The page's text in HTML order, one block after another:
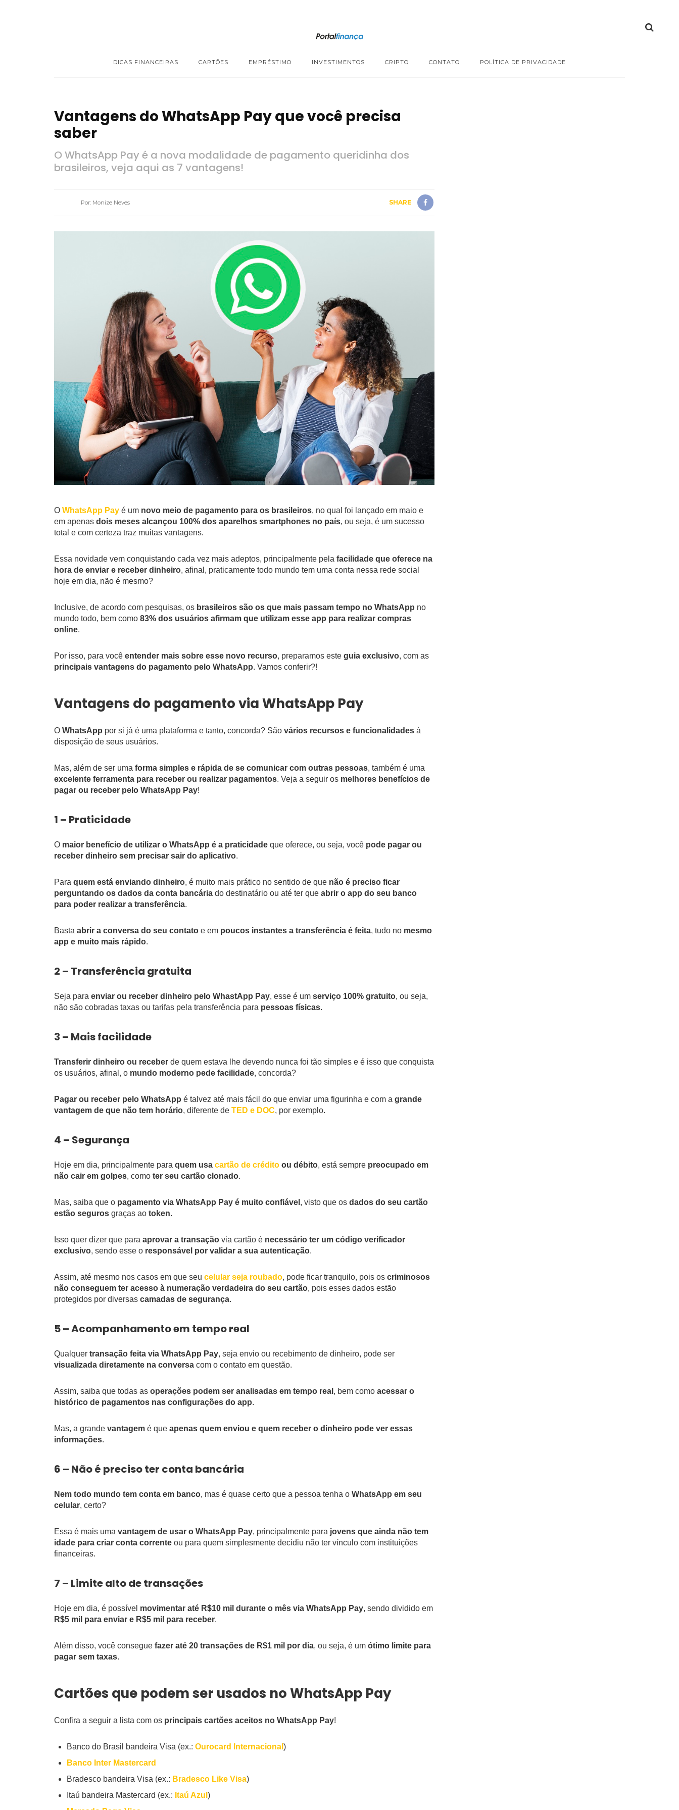
DICAS FINANCEIRAS CARTÕES EMPRÉSTIMO INVESTIMENTOS CRIPTO CONTATO POLÍTICA DE PRIVACIDADE
Vantagens do WhatsApp Pay que você precisa
saber
O WhatsApp Pay é a nova modalidade de pagamento queridinha dos
brasileiros, veja aqui as 7 vantagens!
Por: Monize Neves SHARE
O WhatsApp Pay é um novo meio de pagamento para os brasileiros, no qual foi lançado em maio e
em apenas dois meses alcançou 100% dos aparelhos smartphones no país, ou seja, é um sucesso
total e com certeza traz muitas vantagens.
Essa novidade vem conquistando cada vez mais adeptos, principalmente pela facilidade que oferece na
hora de enviar e receber dinheiro, afinal, praticamente todo mundo tem uma conta nessa rede social
hoje em dia, não é mesmo?
Inclusive, de acordo com pesquisas, os brasileiros são os que mais passam tempo no WhatsApp no
mundo todo, bem como 83% dos usuários afirmam que utilizam esse app para realizar compras
online.
Por isso, para você entender mais sobre esse novo recurso, preparamos este guia exclusivo, com as
principais vantagens do pagamento pelo WhatsApp. Vamos conferir?!
Vantagens do pagamento via WhatsApp Pay
O WhatsApp por si já é uma plataforma e tanto, concorda? São vários recursos e funcionalidades à
disposição de seus usuários.
Mas, além de ser uma forma simples e rápida de se comunicar com outras pessoas, também é uma
excelente ferramenta para receber ou realizar pagamentos. Veja a seguir os melhores benefícios de
pagar ou receber pelo WhatsApp Pay!
1 – Praticidade
O maior benefício de utilizar o WhatsApp é a praticidade que oferece, ou seja, você pode pagar ou
receber dinheiro sem precisar sair do aplicativo.
Para quem está enviando dinheiro, é muito mais prático no sentido de que não é preciso ficar
perguntando os dados da conta bancária do destinatário ou até ter que abrir o app do seu banco
para poder realizar a transferência.
Basta abrir a conversa do seu contato e em poucos instantes a transferência é feita, tudo no mesmo
app e muito mais rápido.
2 – Transferência gratuita
Seja para enviar ou receber dinheiro pelo WhastApp Pay, esse é um serviço 100% gratuito, ou seja,
não são cobradas taxas ou tarifas pela transferência para pessoas físicas.
3 – Mais facilidade
Transferir dinheiro ou receber de quem estava lhe devendo nunca foi tão simples e é isso que conquista
os usuários, afinal, o mundo moderno pede facilidade, concorda?
Pagar ou receber pelo WhatsApp é talvez até mais fácil do que enviar uma figurinha e com a grande
vantagem de que não tem horário, diferente de TED e DOC, por exemplo.
4 – Segurança
Hoje em dia, principalmente para quem usa cartão de crédito ou débito, está sempre preocupado em
não cair em golpes, como ter seu cartão clonado.
Mas, saiba que o pagamento via WhatsApp Pay é muito confiável , visto que os dados do seu cartão
estão seguros graças ao token.
Isso quer dizer que para aprovar a transação via cartão é necessário ter um código verificador
exclusivo, sendo esse o responsável por validar a sua autenticação.
Assim, até mesmo nos casos em que seu celular seja roubado, pode ficar tranquilo, pois os criminosos
não conseguem ter acesso à numeração verdadeira do seu cartão, pois esses dados estão
protegidos por diversas camadas de segurança.
5 – Acompanhamento em tempo real
Qualquer transação feita via WhatsApp Pay, seja envio ou recebimento de dinheiro, pode ser
visualizada diretamente na conversa com o contato em questão.
Assim, saiba que todas as operações podem ser analisadas em tempo real , bem como acessar o
histórico de pagamentos nas configurações do app.
Mas, a grande vantagem é que apenas quem enviou e quem receber o dinheiro pode ver essas
informações.
6 – Não é preciso ter conta bancária
Nem todo mundo tem conta em banco, mas é quase certo que a pessoa tenha o WhatsApp em seu
celular, certo?
Essa é mais uma vantagem de usar o WhatsApp Pay, principalmente para jovens que ainda não tem
idade para criar conta corrente ou para quem simplesmente decidiu não ter vínculo com instituições
financeiras.
7 – Limite alto de transações
Hoje em dia, é possível movimentar até R$10 mil durante o mês via WhatsApp Pay, sendo dividido em
R$5 mil para enviar e R$5 mil para receber.
Além disso, você consegue fazer até 20 transações de R$1 mil por dia, ou seja, é um ótimo limite para
pagar sem taxas.
Cartões que podem ser usados no WhatsApp Pay
Confira a seguir a lista com os principais cartões aceitos no WhatsApp Pay!
Banco do Brasil bandeira Visa (ex.: Ourocard Internacional )
Banco Inter Mastercard
Bradesco bandeira Visa (ex.: Bradesco Like Visa)
Itaú bandeira Mastercard (ex.: Itaú Azul )